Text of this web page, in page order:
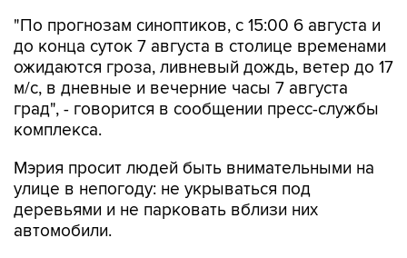
"По прогнозам синоптиков, с 15:00 6 августа и
до конца суток 7 августа в столице временами
ожидаются гроза, ливневый дождь, ветер до 17
м/с, в дневные и вечерние часы 7 августа
град", - говорится в сообщении пресс-службы
комплекса.
Мэрия просит людей быть внимательными на
улице в непогоду: не укрываться под
деревьями и не парковать вблизи них
автомобили.